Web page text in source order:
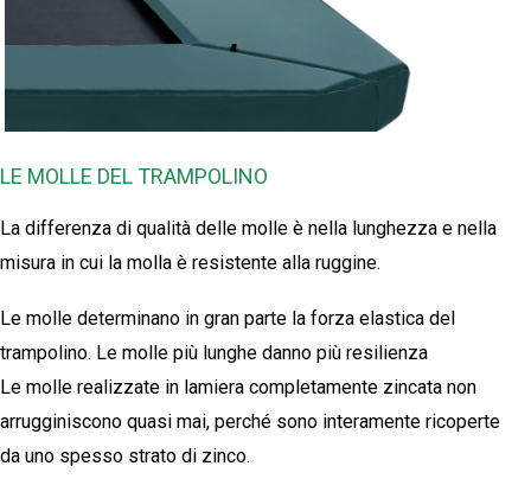
LE MOLLE DEL TRAMPOLINO
La differenza di qualità delle molle è nella lunghezza e nella
misura in cui la molla è resistente alla ruggine.
Le molle determinano in gran parte la forza elastica del
trampolino. Le molle più lunghe danno più resilienza
Le molle realizzate in lamiera completamente zincata non
arrugginiscono quasi mai, perché sono interamente ricoperte
da uno spesso strato di zinco.